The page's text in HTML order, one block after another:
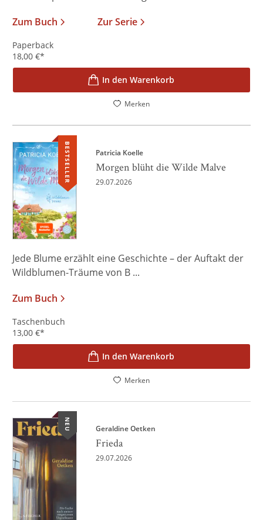
Zum Buch
Zur Serie
Paperback
18,00 €*
In den Warenkorb
Merken
BESTSELLER Patricia Koelle
Morgen blüht die Wilde Malve
29.07.2026
Jede Blume erzählt eine Geschichte – der Auftakt der
Wildblumen-Träume von B ...
Zum Buch
Taschenbuch
13,00 €*
In den Warenkorb
Merken
NEU Geraldine Oetken
Frieda
29.07.2026